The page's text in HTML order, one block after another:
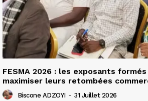
FESMA 2026 : les exposants
maximiser leurs retombées
Biscone ADZOYI - 31 Juillet 2026